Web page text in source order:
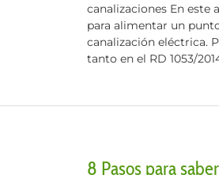
canalizaciones En
para alimentar un
canalización eléctrica.
tanto en el RD 1053/
8 Pasos para